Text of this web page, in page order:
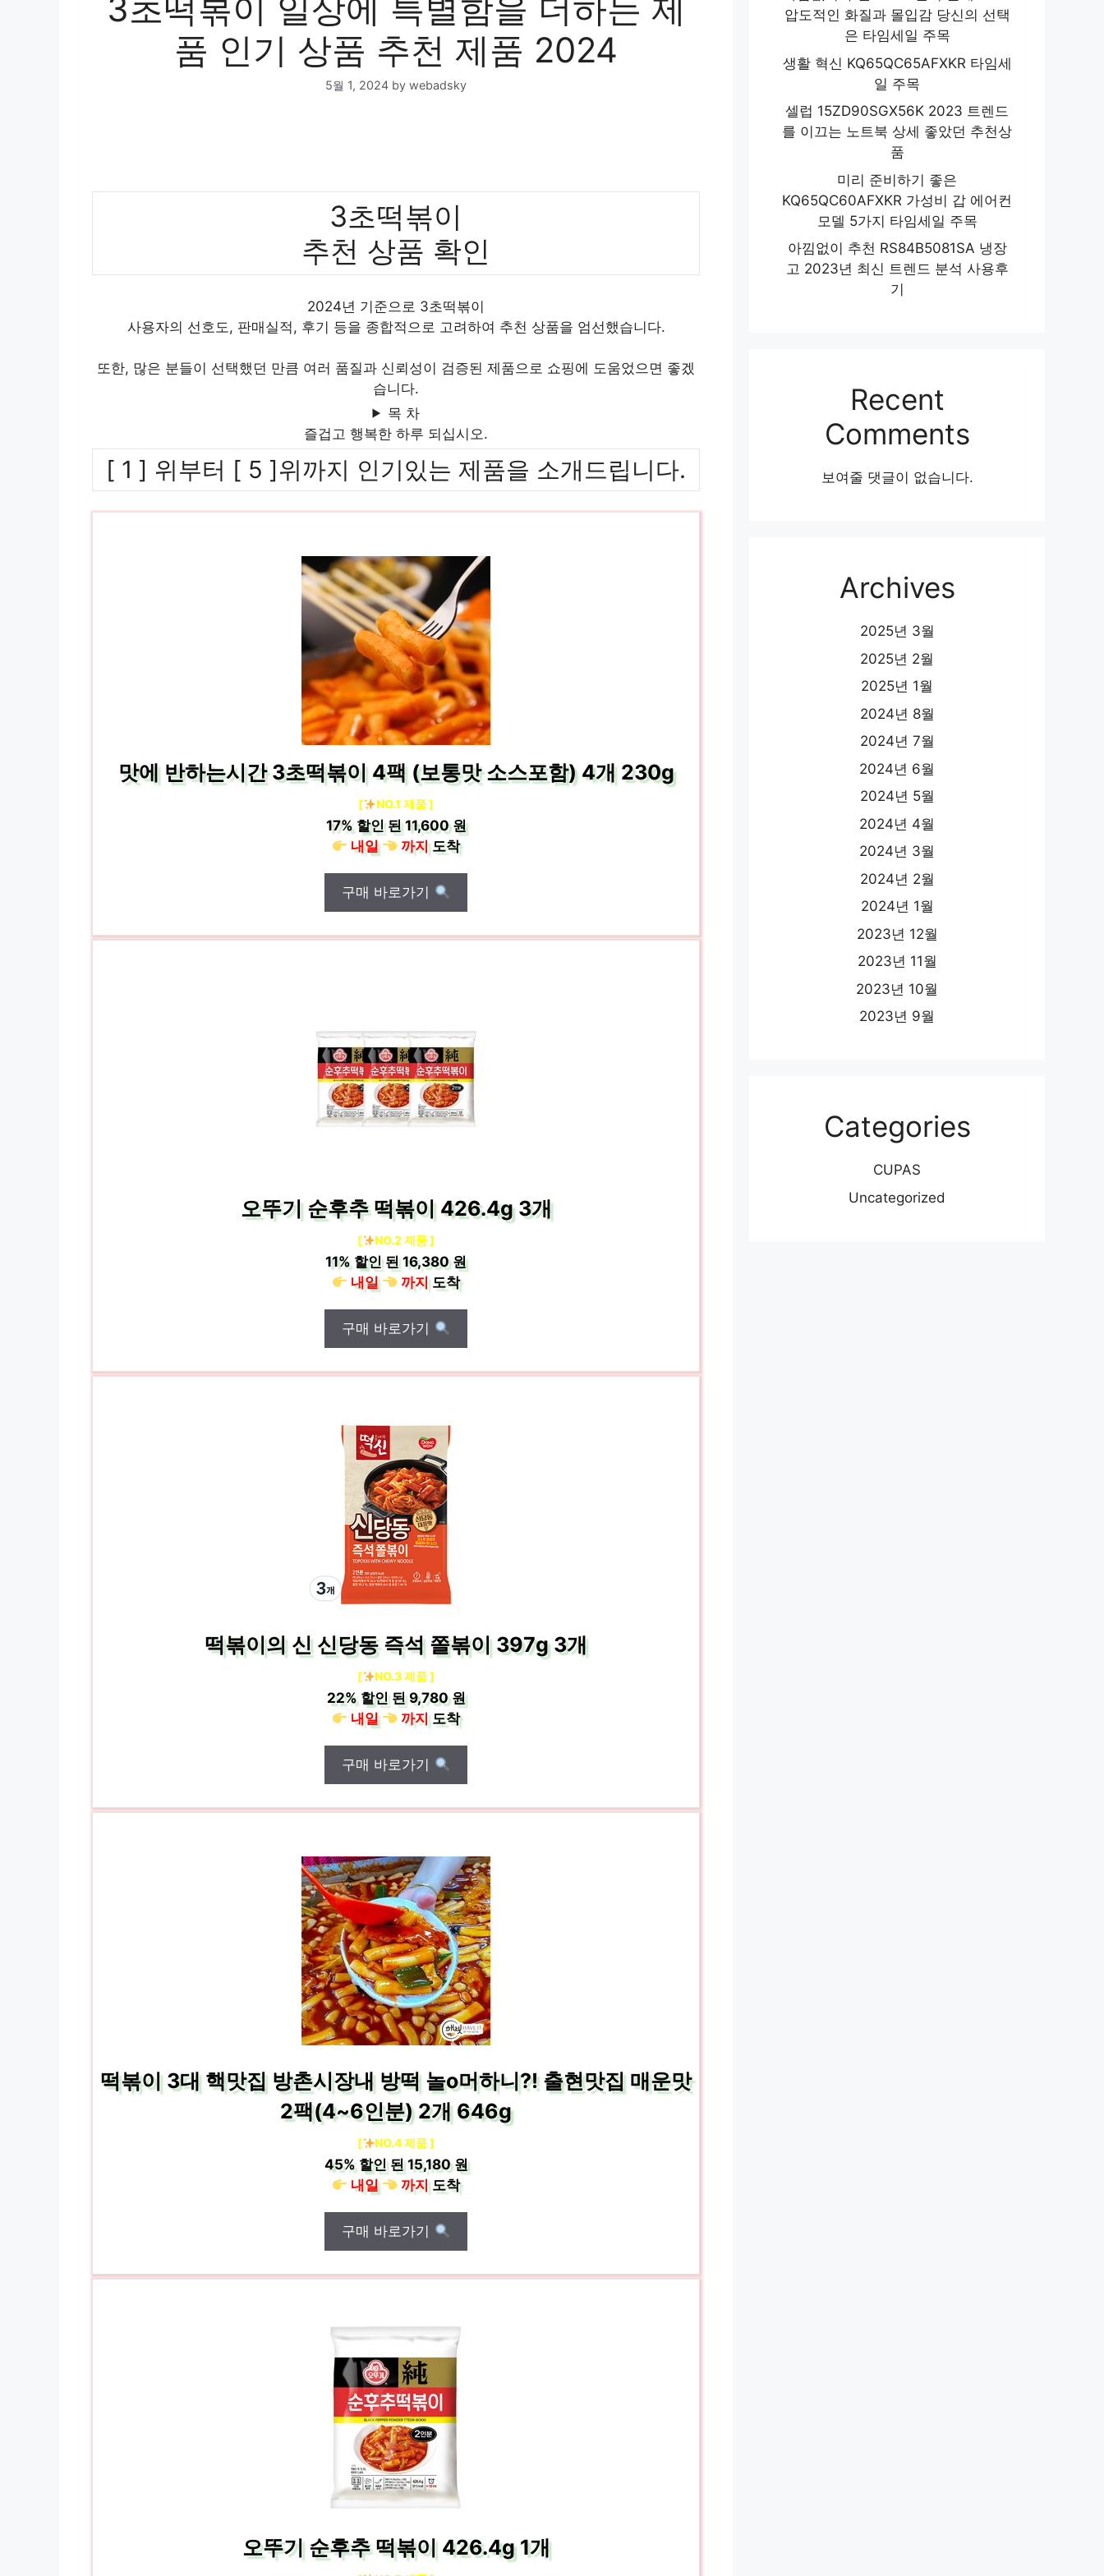
3초떡볶이 일상에 특별함을 더하는 제
품 인기 상품 추천 제품 2024
5월 1, 2024 by webadsky
3초떡볶이
추천 상품 확인
2024년 기준으로 3초떡볶이
사용자의 선호도, 판매실적, 후기 등을 종합적으로 고려하여 추천 상품을 엄선했습니다.
또한, 많은 분들이 선택했던 만큼 여러 품질과 신뢰성이 검증된 제품으로 쇼핑에 도움었으면 좋겠
습니다.
목 차
즐겁고 행복한 하루 되십시오.
[ 1 ] 위부터 [ 5 ]위까지 인기있는 제품을 소개드립니다.
맛에 반하는시간 3초떡볶이 4팩 (보통맛 소스포함) 4개 230g
[ NO.1 제품 ]
17%할인 된11,600 원
내일
까지도착
구매 바로가기
오뚜기 순후추 떡볶이 426.4g 3개
[ NO.2 제품 ]
11%할인 된16,380 원
내일
까지도착
구매 바로가기
떡볶이의 신 신당동 즉석 쫄볶이 397g 3개
[ NO.3 제품 ]
22%할인 된9,780 원
내일
까지도착
구매 바로가기
떡볶이 3대 핵맛집 방촌시장내 방떡 놀o머하니?! 출현맛집 매운맛
2팩(4~6인분) 2개 646g
[ NO.4 제품 ]
45%할인 된15,180 원
내일
까지도착
구매 바로가기
오뚜기 순후추 떡볶이 426.4g 1개
압도적인 화질과 몰입감 당신의 선택
은 타임세일 주목
생활 혁신 KQ65QC65AFXKR 타임세
일 주목
셀럽 15ZD90SGX56K 2023 트렌드
를 이끄는 노트북 상세 좋았던 추천상
품
미리 준비하기 좋은
KQ65QC60AFXKR 가성비 갑 에어컨
모델 5가지 타임세일 주목
아낌없이 추천 RS84B5081SA 냉장
고 2023년 최신 트렌드 분석 사용후
기
Recent
Comments
보여줄 댓글이 없습니다.
Archives
2025년 3월
2025년 2월
2025년 1월
2024년 8월
2024년 7월
2024년 6월
2024년 5월
2024년 4월
2024년 3월
2024년 2월
2024년 1월
2023년 12월
2023년 11월
2023년 10월
2023년 9월
Categories
CUPAS
Uncategorized